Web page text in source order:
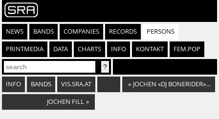
NEWS BANDS COMPANIES RECORDS PERSONS
PRINTMEDIA DATA CHARTS INFO KONTAKT FEM.POP
INFO BANDS VIS.SRA.AT « JOCHEN «DJ BONERIDER» REITER
JOCHEN FILL »